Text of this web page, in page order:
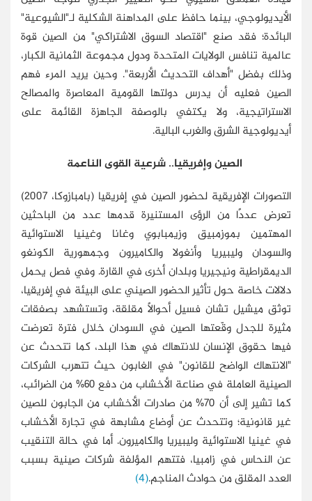
الأيديولوجي، بينما حافظ على المداهنة الشكلية لـ"الشيوعية"
البائدة؛ فقد صنع "اقتصاد السوق الاشتراكي" من الصين قوة
عالمية تنافس الولايات المتحدة ودول مجموعة الثمانية الكبار،
وذلك بفضل "أهداف التحديث الأربعة". وحين يريد المرء فهم
الصين فعليه أن يدرس دولتها القومية المعاصرة والمصالح
الاستراتيجية، ولا يكتفي بالوصفة الجاهزة القائمة على
أيديولوجية الشرق والغرب البالية.
الصين وإفريقيا.. شرعية القوى الناعمة
التصورات الإفريقية لحضور الصين في إفريقيا (بامبازوكا، 2007)
تعرض عددًا من الرؤى المستنيرة قدمها عدد من الباحثين
المهتمين بموزمبيق وزيمبابوي وغانا وغينيا الاستوائية
والسودان وليبيريا وأنغولا والكاميرون وجمهورية الكونغو
الديمقراطية ونيجيريا وبلدان أخرى في القارة. وفي فصل يحمل
دلالات خاصة حول تأثير الحضور الصيني على البيئة في إفريقيا،
توثق ميشيل تشان فسيل أحوالاً مقلقة، وتستشهد بصفقات
مثيرة للجدل وقّعتها الصين في السودان خلال فترة تعرضت
فيها حقوق الإنسان للانتهاك في هذا البلد، كما تتحدث عن
"الانتهاك الواضح للقانون" في الغابون حيث تتهرب الشركات
الصينية العاملة في صناعة الأخشاب من دفع 60% من الضرائب،
كما تشير إلى أن 70% من صادرات الأخشاب من الجابون للصين
غير قانونية؛ وتتحدث عن أوضاع مشابهة في تجارة الأخشاب
في غينيا الاستوائية وليبيريا والكاميرون. أما في حالة التنقيب
عن النحاس في زامبيا، فتتهم المؤلفة شركات صينية بسبب
العدد المقلق من حوادث المناجم.(4)